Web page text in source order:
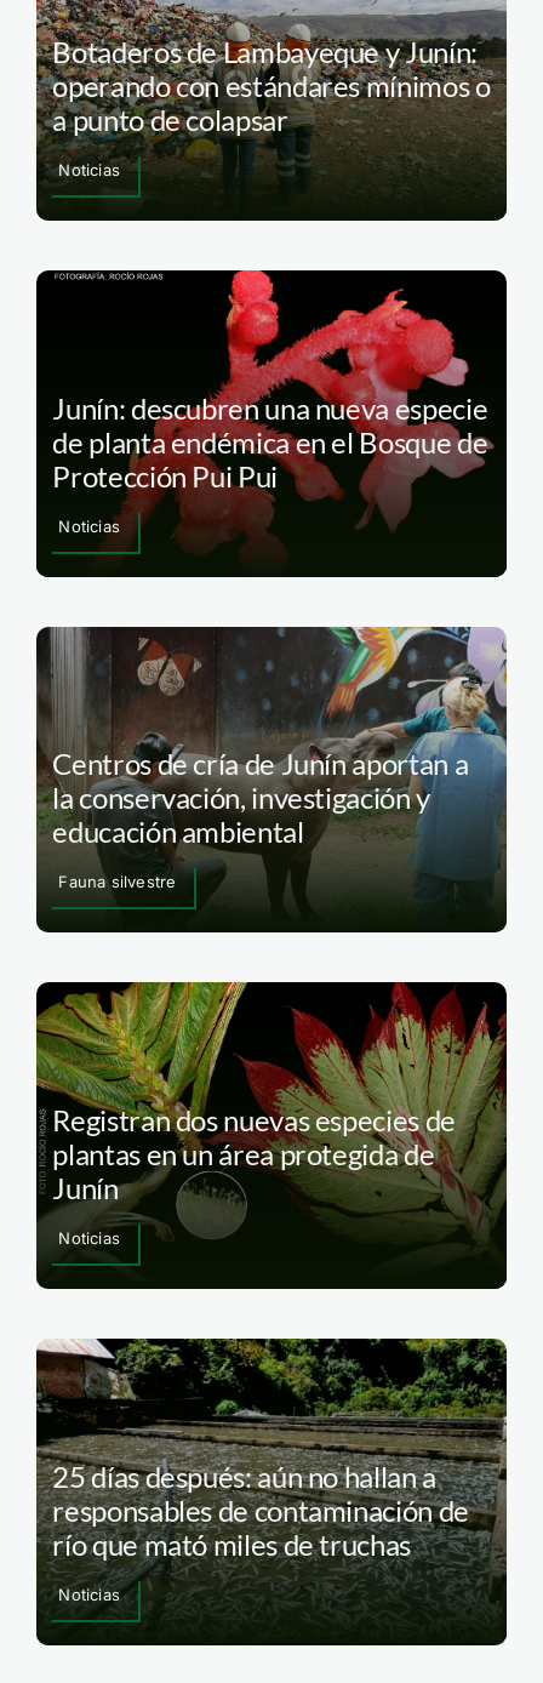
Botaderos de Lambayeque y Junín:
operando con estándares mínimos o
a punto de colapsar
Noticias
Junín: descubren una nueva especie
de planta endémica en el Bosque de
Protección Pui Pui
Noticias
Centros de cría de Junín aportan a
la conservación, investigación y
educación ambiental
Fauna silvestre
Registran dos nuevas especies de
plantas en un área protegida de
Junín
Noticias
25 días después: aún no hallan a
responsables de contaminación de
río que mató miles de truchas
Noticias